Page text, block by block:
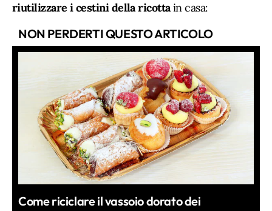
riutilizzare i cestini della ricottain casa:
NON PERDERTI QUESTO ARTICOLO
Come riciclare il vassoio dorato dei